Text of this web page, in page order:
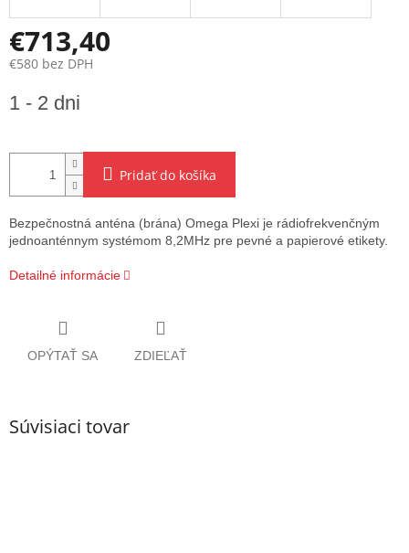
€713,40
€580 bez DPH
cena:
1 - 2 dni
Pridať do košíka
Bezpečnostná anténa (brána) Omega Plexi je rádiofrekvenčným
jednoanténnym systémom 8,2MHz pre pevné a papierové etikety.
Detailné informácie
OPÝTAŤ SA ZDIEĽAŤ
Súvisiaci tovar